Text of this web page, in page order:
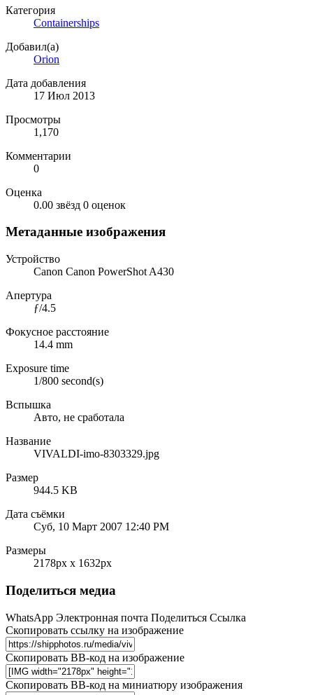
Категория
Containerships
Добавил(а)
Orion
Дата добавления
17 Июл 2013
Просмотры
1,170
Комментарии
0
Оценка
0.00 звёзд 0 оценок
Метаданные изображения
Устройство
Canon Canon PowerShot A430
Апертура
ƒ/4.5
Фокусное расстояние
14.4 mm
Exposure time
1/800 second(s)
Вспышка
Авто, не сработала
Название
VIVALDI-imo-8303329.jpg
Размер
944.5 KB
Дата съёмки
Суб, 10 Март 2007 12:40 PM
Размеры
2178px x 1632px
Поделиться медиа
WhatsApp Электронная почта Поделиться Ссылка
Скопировать ссылку на изображение
Скопировать BB-код на изображение
Скопировать BB-код на миниатюру изображения